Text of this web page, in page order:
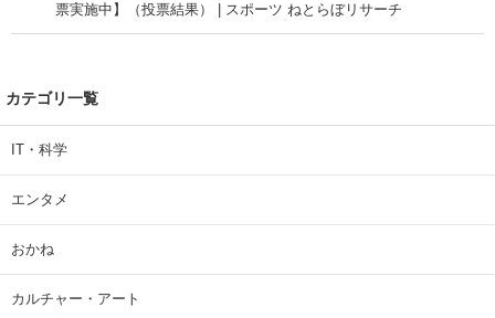
票実施中】（投票結果） | スポーツ ねとらぼリサーチ
カテゴリ一覧
IT・科学
エンタメ
おかね
カルチャー・アート